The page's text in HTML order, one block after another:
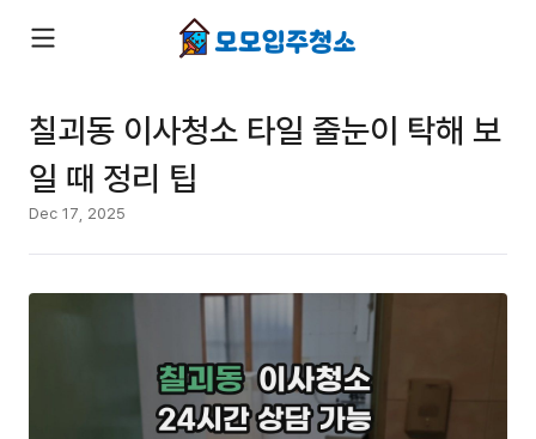
칠괴동 이사청소 타일 줄눈이 탁해 보
일 때 정리 팁
Dec 17, 2025